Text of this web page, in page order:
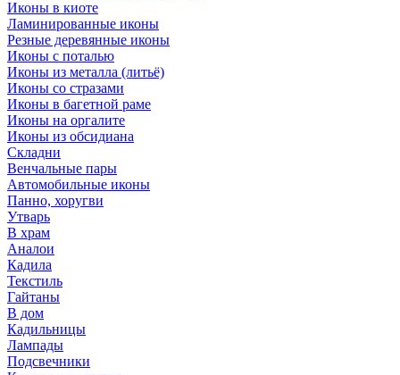
Иконы в киоте
Ламинированные иконы
Резные деревянные иконы
Иконы с поталью
Иконы из металла (литьё)
Иконы со стразами
Иконы в багетной раме
Иконы на оргалите
Иконы из обсидиана
Складни
Венчальные пары
Автомобильные иконы
Панно, хоругви
Утварь
В храм
Аналои
Кадила
Текстиль
Гайтаны
В дом
Кадильницы
Лампады
Подсвечники